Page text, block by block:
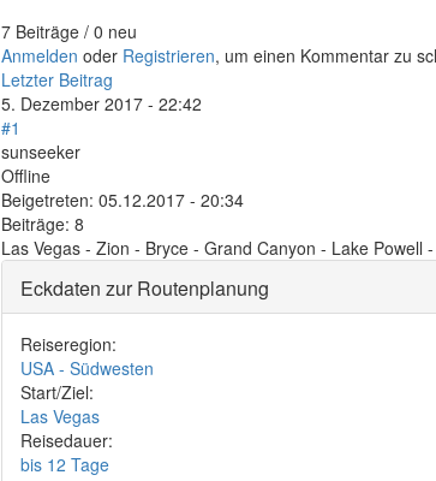
7 Beiträge / 0 neu
Anmelden oder Registrieren, um einen Kommentar zu
Letzter Beitrag
5. Dezember 2017 - 22:42
#1
sunseeker
Offline
Beigetreten: 05.12.2017 - 20:34
Beiträge: 8
Las Vegas - Zion - Bryce - Grand Canyon - Lake Powell
Eckdaten zur Routenplanung
Reiseregion:
USA - Südwesten
Start/Ziel:
Las Vegas
Reisedauer:
bis 12 Tage